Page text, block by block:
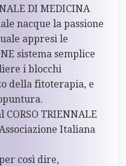
DI MEDICINA
nacque la passione
appresi le
sistema semplice
i blocchi
della fitoterapia, e
TRIENNALE
Italiana
così dire,